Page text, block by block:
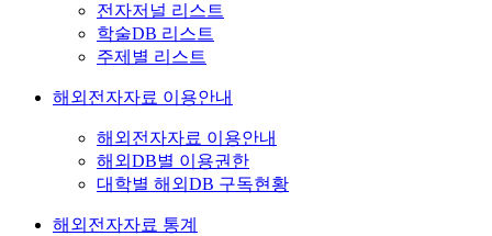
전자저널 리스트
학술DB 리스트
주제별 리스트
해외전자자료 이용안내
해외전자자료 이용안내
해외DB별 이용권한
대학별 해외DB 구독현황
해외전자자료 통계